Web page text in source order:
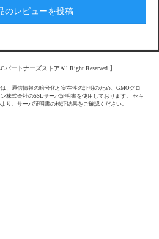
のレビューを投稿
パートナーズストアAll Right Reserved.】
、通信情報の暗号化と実在性の証明のため、GMOグロ
株式会社のSSLサーバ証明書を使用しております。 セキ
り、サーバ証明書の検証結果をご確認ください。